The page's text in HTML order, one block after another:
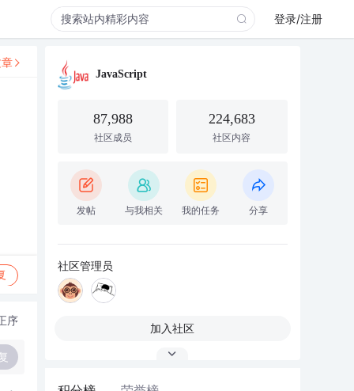
登录/注册
序
JavaScript
87,988
社区成员
224,683
社区内容
发帖 与我相关 我的任务 分享
社区管理员
加入社区